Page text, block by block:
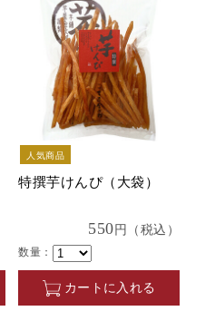
人気商品
特撰芋けんぴ（大袋）
550 円（税込）
数量：
カートに入れる